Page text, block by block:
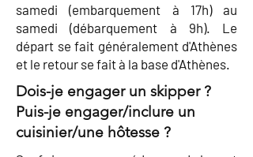
samedi (embarquement à 17h) au
samedi (débarquement à 9h). Le
départ se fait généralement d'Athènes
et le retour se fait à la base d'Athènes.
Dois-je engager un skipper ?
Puis-je engager/inclure un
cuisinier/une hôtesse ?